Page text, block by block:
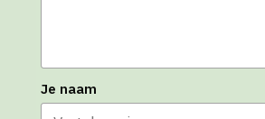
Je naam